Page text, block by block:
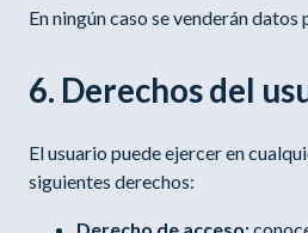
En ningún caso se venderán
6. Derechos del
El usuario puede ejercer en
siguientes derechos: